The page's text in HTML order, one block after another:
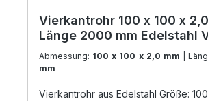
Vierkantrohr 100 x 100 x 2,0
Länge 2000 mm Edelstahl
Abmessung: 100 x 100 x 2,0 mm |
mm
Vierkantrohr aus Edelstahl Größe: